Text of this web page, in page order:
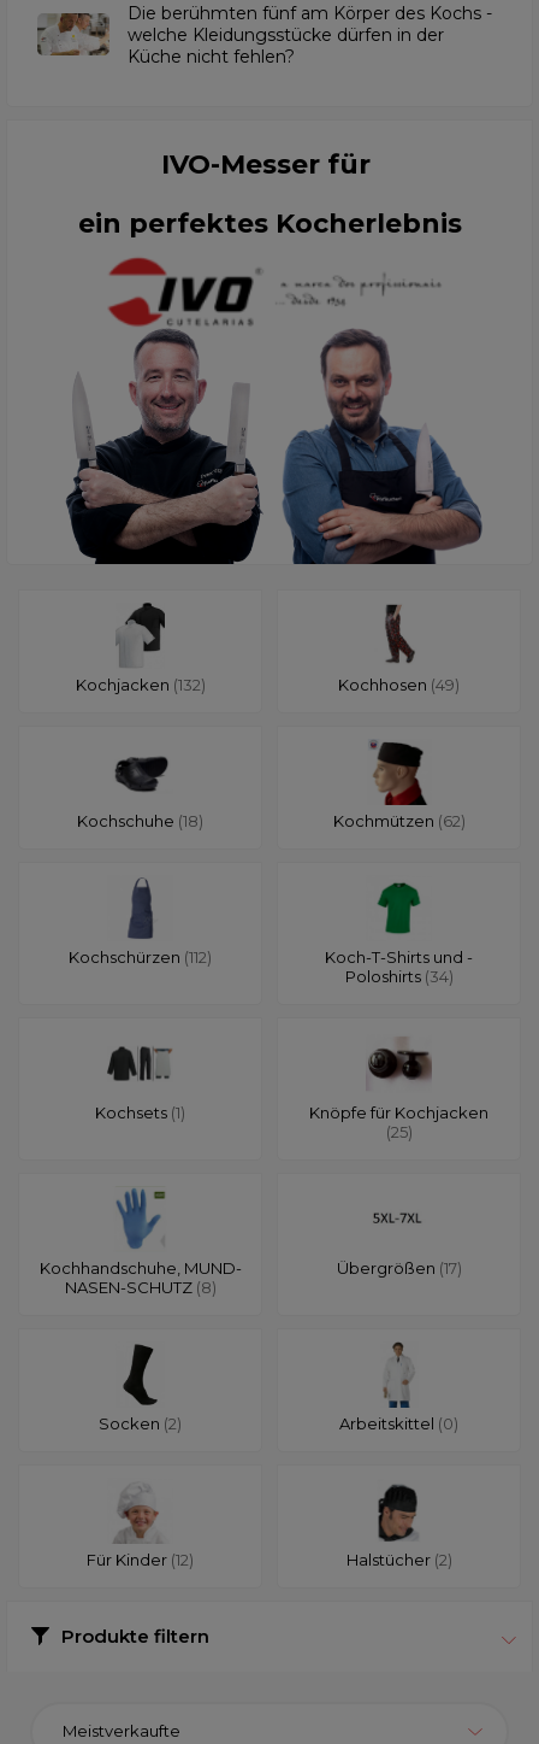
Die berühmten fünf am Körper des Kochs -
welche Kleidungsstücke dürfen in der
Küche nicht fehlen?
IVO-Messer für
ein perfektes Kocherlebnis
Kochjacken (132) Kochhosen (49)
Kochschuhe (18) Kochmützen (62)
Kochschürzen (112)
Koch-T-Shirts und -
Poloshirts (34)
Kochsets (1)
Knöpfe für Kochjacken
(25)
Kochhandschuhe, MUND-
NASEN-SCHUTZ (8)
Übergrößen (17)
Socken (2) Arbeitskittel (0)
Für Kinder (12) Halstücher (2)
Produkte filtern
Meistverkaufte